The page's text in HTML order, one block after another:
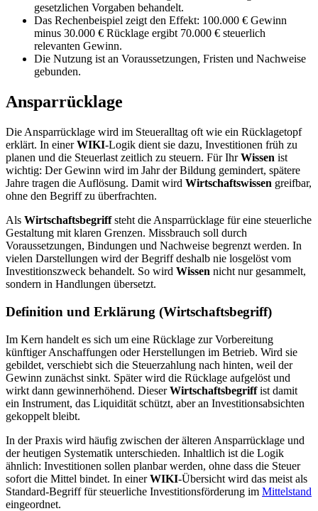
gesetzlichen Vorgaben behandelt.
Das Rechenbeispiel zeigt den Effekt: 100.000 € Gewinn
minus 30.000 € Rücklage ergibt 70.000 € steuerlich
relevanten Gewinn.
Die Nutzung ist an Voraussetzungen, Fristen und Nachweise
gebunden.
Ansparrücklage
Die Ansparrücklage wird im Steueralltag oft wie ein Rücklagetopf
erklärt. In einerWIKI-Logik dient sie dazu, Investitionen früh zu
planen und die Steuerlast zeitlich zu steuern. Für IhrWissen ist
wichtig: Der Gewinn wird im Jahr der Bildung gemindert, spätere
Jahre tragen die Auflösung. Damit wird Wirtschaftswissen greifbar,
ohne den Begriff zu überfrachten.
Als Wirtschaftsbegriffsteht die Ansparrücklage für eine steuerliche
Gestaltung mit klaren Grenzen. Missbrauch soll durch
Voraussetzungen, Bindungen und Nachweise begrenzt werden. In
vielen Darstellungen wird der Begriff deshalb nie losgelöst vom
Investitionszweck behandelt. So wird Wissen nicht nur gesammelt,
sondern in Handlungen übersetzt.
Definition und Erklärung (Wirtschaftsbegriff)
Im Kern handelt es sich um eine Rücklage zur Vorbereitung
künftiger Anschaffungen oder Herstellungen im Betrieb. Wird sie
gebildet, verschiebt sich die Steuerzahlung nach hinten, weil der
Gewinn zunächst sinkt. Später wird die Rücklage aufgelöst und
wirkt dann gewinnerhöhend. DieserWirtschaftsbegriffist damit
ein Instrument, das Liquidität schützt, aber an Investitionsabsichten
gekoppelt bleibt.
In der Praxis wird häufig zwischen der älteren Ansparrücklage und
der heutigen Systematik unterschieden. Inhaltlich ist die Logik
ähnlich: Investitionen sollen planbar werden, ohne dass die Steuer
sofort die Mittel bindet. In einerWIKI-Übersicht wird das meist als
Standard-Begriff für steuerliche Investitionsförderung im Mittelstand
eingeordnet.